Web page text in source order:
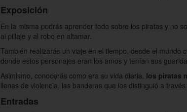
Exposición
En la misma podrás aprender todo sobre los piratas y no
al pillaje y al robo en altamar.
También realizarás un viaje en el tiempo, desde el
donde estos personajes eran los amos y tenían sus
Asimismo, conocerás como era su vida diaria, los piratas
llenas de violencia, las banderas que los distinguió a
Entradas